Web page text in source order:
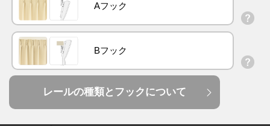
Aフック
Bフック
レールの種類とフックについて